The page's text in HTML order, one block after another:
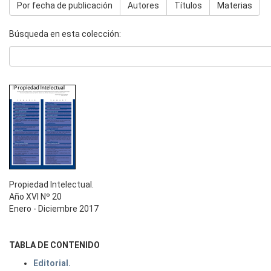
Por fecha de publicación Autores Títulos Materias
Búsqueda en esta colección:
Propiedad Intelectual.
Año XVI Nº 20
Enero - Diciembre 2017
TABLA DE CONTENIDO
Editorial.